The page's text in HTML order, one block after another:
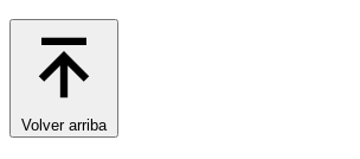
Volver arriba